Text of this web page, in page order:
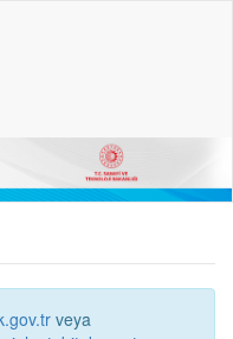
veya